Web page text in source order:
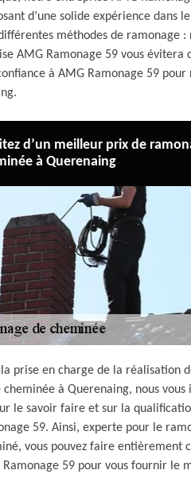
d’une solide expérience dans
méthodes de ramonage
AMG Ramonage 59 vous évitera
à AMG Ramonage 59
d’un meilleur prix de
à Querenaing
la prise en charge de la réalisation
cheminée à Querenaing, nous vous
le savoir faire et sur la
59. Ainsi, experte pour le
vous pouvez faire entièrement
Ramonage 59 pour vous fournir le